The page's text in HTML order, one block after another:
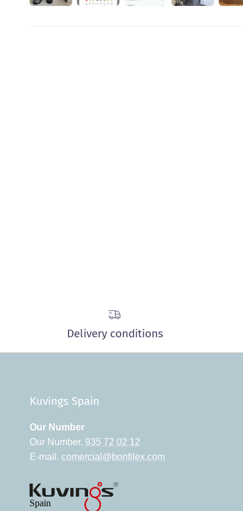
Delivery conditions
Kuvings Spain
Our Number
Our Number. 935 72 02 12
E-mail. comercial@bonfilex.com